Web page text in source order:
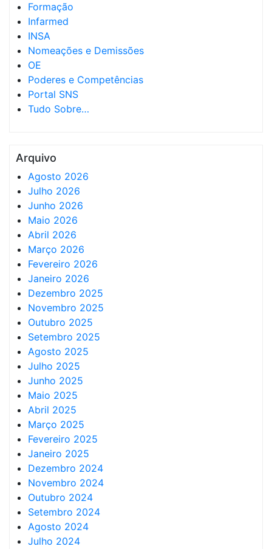
Formação
Infarmed
INSA
Nomeações e Demissões
OE
Poderes e Competências
Portal SNS
Tudo Sobre…
Arquivo
Agosto 2026
Julho 2026
Junho 2026
Maio 2026
Abril 2026
Março 2026
Fevereiro 2026
Janeiro 2026
Dezembro 2025
Novembro 2025
Outubro 2025
Setembro 2025
Agosto 2025
Julho 2025
Junho 2025
Maio 2025
Abril 2025
Março 2025
Fevereiro 2025
Janeiro 2025
Dezembro 2024
Novembro 2024
Outubro 2024
Setembro 2024
Agosto 2024
Julho 2024